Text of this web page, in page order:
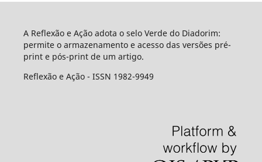
A Reflexão e Ação adota o selo Verde do Diadorim:
permite o armazenamento e acesso das versões pré-
print e pós-print de um artigo.
Reflexão e Ação - ISSN 1982-9949